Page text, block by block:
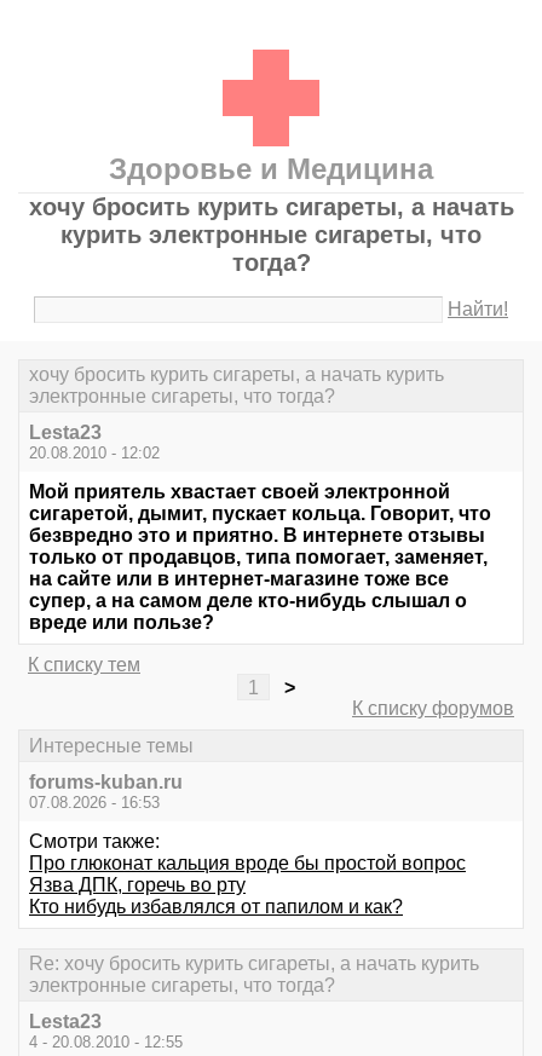
Здоровье и Медицина
хочу бросить курить сигареты, а начать
курить электронные сигареты, что
тогда?
Найти!
хочу бросить курить сигареты, а начать курить
электронные сигареты, что тогда?
Lesta23
20.08.2010 - 12:02
Мой приятель хвастает своей электронной
сигаретой, дымит, пускает кольца. Говорит, что
безвредно это и приятно. В интернете отзывы
только от продавцов, типа помогает, заменяет,
на сайте или в интернет-магазине тоже все
супер, а на самом деле кто-нибудь слышал о
вреде или пользе?
К списку тем
1
>
К списку форумов
Интересные темы
forums-kuban.ru
07.08.2026 - 16:53
Смотри также:
Про глюконат кальция вроде бы простой вопрос
Язва ДПК, горечь во рту
Кто нибудь избавлялся от папилом и как?
Re: хочу бросить курить сигареты, а начать курить
электронные сигареты, что тогда?
Lesta23
4 - 20.08.2010 - 12:55